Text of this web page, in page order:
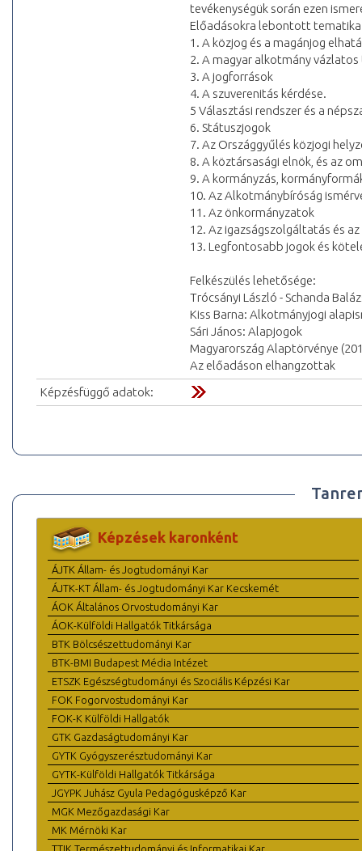
tevékenységük során ezen
Előadásokra lebontott
1. A közjog és a magánjog
2. A magyar alkotmány
3. A jogforrások
4. A szuverenitás kérdése.
5 Választási rendszer és a
6. Státuszjogok
7. Az Országgyűlés közjogi
8. A köztársasági elnök, és az
9. A kormányzás,
10. Az Alkotmánybíróság
11. Az önkormányzatok
12. Az igazságszolgáltatás és
13. Legfontosabb jogok és
Felkészülés lehetősége:
Trócsányi László - Schanda
Kiss Barna: Alkotmányjogi
Sári János: Alapjogok
Magyarország Alaptörvénye
Az előadáson elhangzottak
Képzésfüggő adatok:
Képzések karonként
ÁJTK Állam- és Jogtudományi Kar
ÁJTK-KT Állam- és Jogtudományi Kar Kecskemét
ÁOK Általános Orvostudományi Kar
ÁOK-Külföldi Hallgatók Titkársága
BTK Bölcsészettudományi Kar
BTK-BMI Budapest Média Intézet
ETSZK Egészségtudományi és Szociális Képzési Kar
FOK Fogorvostudományi Kar
FOK-K Külföldi Hallgatók
GTK Gazdaságtudományi Kar
GYTK Gyógyszerésztudományi Kar
GYTK-Külföldi Hallgatók Titkársága
JGYPK Juhász Gyula Pedagógusképző Kar
MGK Mezőgazdasági Kar
MK Mérnöki Kar
TTIK Természettudományi és Informatikai Kar